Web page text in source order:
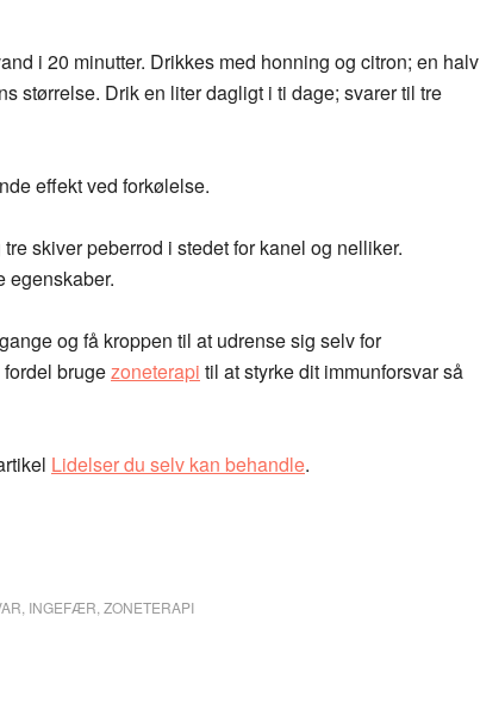
i 20 minutter. Drikkes med honning og citron; en halv
størrelse. Drik en liter dagligt i ti dage; svarer til tre
effekt ved forkølelse.
skiver peberrod i stedet for kanel og nelliker.
egenskaber.
og få kroppen til at udrense sig selv for
brugezoneterapi til at styrke dit immunforsvar så
Lidelser du selv kan behandle.
INGEFÆR ZONETERAPI